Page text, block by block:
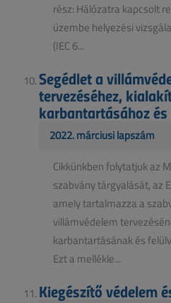
rész: Hálózatra kapcsolt
üzembe helyezési
(IEC 6...
Segédlet a
tervezéséhez,
karbantartásához
2022. márciusi lapszám
Cikkünkben folytatjuk az
szabvány tárgyalását, az
amely tartalmazza a
villámvédelem
karbantartásának és
Ezt a mellékle...
Kiegészítő védelem